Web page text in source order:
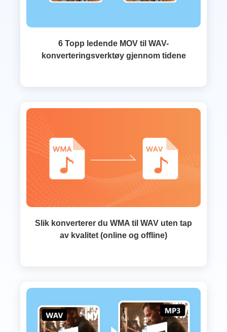
6 Topp ledende MOV til WAV-
konverteringsverktøy gjennom tidene
Slik konverterer du WMA til WAV uten tap
av kvalitet (online og offline)